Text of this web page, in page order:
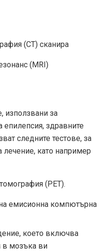
(CT)сканира
(MRI)
използвани за
епилепсия, здравните
следните тестове, за
като например
(PET).
емисионна компютърна
което включва
в мозъка ви